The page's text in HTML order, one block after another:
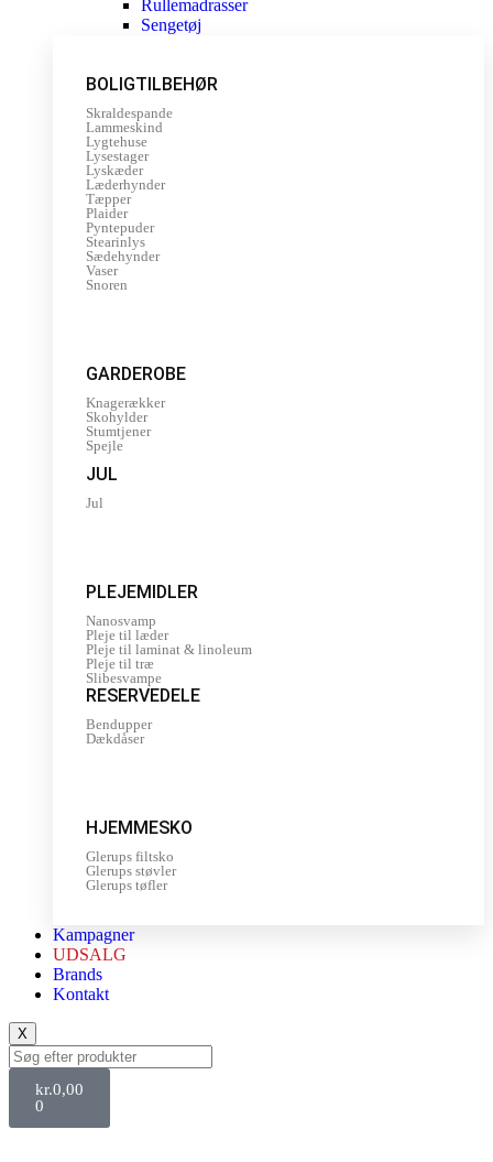
Rullemadrasser
Sengetøj
BOLIGTILBEHØR
Skraldespande
Lammeskind
Lygtehuse
Lysestager
Lyskæder
Læderhynder
Tæpper
Plaider
Pyntepuder
Stearinlys
Sædehynder
Vaser
Snoren
GARDEROBE
Knagerækker
Skohylder
Stumtjener
Spejle
JUL
Jul
PLEJEMIDLER
Nanosvamp
Pleje til læder
Pleje til laminat & linoleum
Pleje til træ
Slibesvampe
RESERVEDELE
Bendupper
Dækdåser
HJEMMESKO
Glerups filtsko
Glerups støvler
Glerups tøfler
Kampagner
UDSALG
Brands
Kontakt
X
kr.0,00
0